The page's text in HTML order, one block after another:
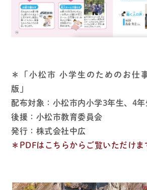
＊「小松市 小学生のためのお仕
版」
配布対象：小松市内小学3年生、
後援：小松市教育委員会
発行：株式会社中広
＊PDFはこちらからご覧いただけま